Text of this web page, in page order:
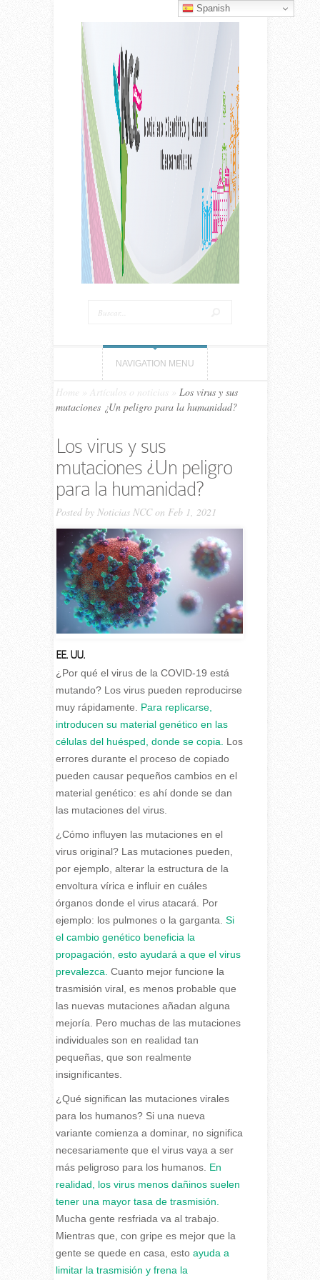
NAVIGATION MENU
Home Artículos o noticias
Los virus y sus
mutaciones ¿Un peligro para la humanidad?
Los virus y sus
mutaciones ¿Un peligro
para la humanidad?
Posted by Noticias NCCon Feb 1, 2021
EE. UU.
¿Por qué el virus de la COVID-19 está
mutando? Los virus pueden reproducirse
muy rápidamente.
Para replicarse,
introducen su material genético en las
células del huésped, donde se copia.
Los
errores durante el proceso de copiado
pueden causar pequeños cambios en el
material genético: es ahí donde se dan
las mutaciones del virus.
¿Cómo influyen las mutaciones en el
virus original? Las mutaciones pueden,
por ejemplo, alterar la estructura de la
envoltura vírica e influir en cuáles
órganos donde el virus atacará. Por
ejemplo: los pulmones o la garganta. Si
el cambio genético beneficia la
propagación, esto ayudará a que el virus
prevalezca. Cuanto mejor funcione la
trasmisión viral, es menos probable que
las nuevas mutaciones añadan alguna
mejoría. Pero muchas de las mutaciones
individuales son en realidad tan
pequeñas, que son realmente
insignificantes.
¿Qué significan las mutaciones virales
para los humanos? Si una nueva
variante comienza a dominar, no significa
necesariamente que el virus vaya a ser
más peligroso para los humanos. En
realidad, los virus menos dañinos suelen
tener una mayor tasa de trasmisión.
Mucha gente resfriada va al trabajo.
Mientras que, con gripe es mejor que la
gente se quede en casa, estoayuda a
limitar la trasmisión y frena la
Spanish